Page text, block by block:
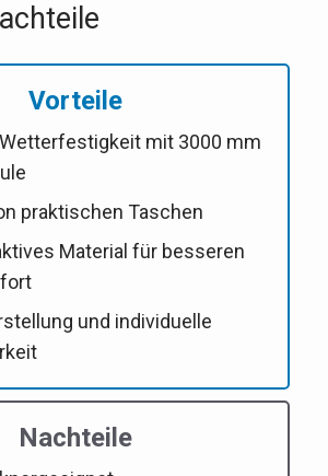
Vorteile
mit 3000 mm
praktischen Taschen
Material für besseren
und individuelle
Nachteile